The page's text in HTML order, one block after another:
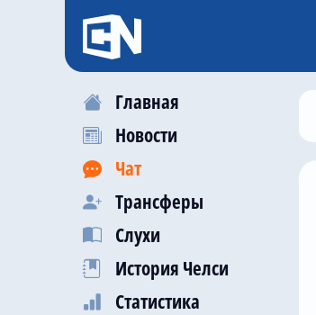
Главная
Новости
Чат
Трансферы
Слухи
История Челси
Статистика